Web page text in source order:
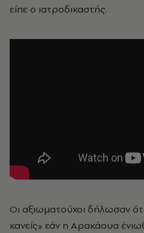
είπε ο ιατροδικαστής.
Οι αξιωματούχοι δήλωσαν
κανείς» εάν η Αρακάουα